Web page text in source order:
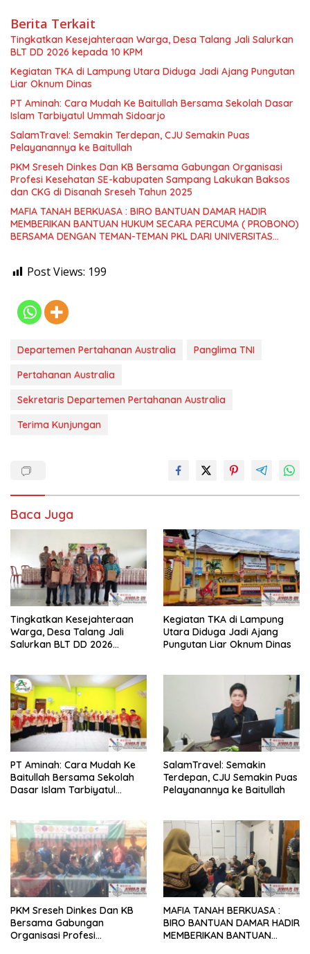
Berita Terkait
Tingkatkan Kesejahteraan Warga, Desa Talang Jali Salurkan
BLT DD 2026 kepada 10 KPM
Kegiatan TKA di Lampung Utara Diduga Jadi Ajang Pungutan
Liar Oknum Dinas
PT Aminah: Cara Mudah Ke Baitullah Bersama Sekolah Dasar
Islam Tarbiyatul Ummah Sidoarjo
SalamTravel: Semakin Terdepan, CJU Semakin Puas
Pelayanannya ke Baitullah
PKM Sreseh Dinkes Dan KB Bersama Gabungan Organisasi
Profesi Kesehatan SE-kabupaten Sampang Lakukan Baksos
dan CKG di Disanah Sreseh Tahun 2025
MAFIA TANAH BERKUASA : BIRO BANTUAN DAMAR HADIR
MEMBERIKAN BANTUAN HUKUM SECARA PERCUMA ( PROBONO)
BERSAMA DENGAN TEMAN-TEMAN PKL DARI UNIVERSITAS
Post Views: 199
Departemen Pertahanan Australia
Panglima TNI
Pertahanan Australia
Sekretaris Departemen Pertahanan Australia
Terima Kunjungan
Baca Juga
Tingkatkan Kesejahteraan
Warga, Desa Talang Jali
Salurkan BLT DD 2026
Kegiatan TKA di Lampung
Utara Diduga Jadi Ajang
Pungutan Liar Oknum Dinas
PT Aminah: Cara Mudah Ke
Baitullah Bersama Sekolah
Dasar Islam Tarbiyatul
SalamTravel: Semakin
Terdepan, CJU Semakin Puas
Pelayanannya ke Baitullah
PKM Sreseh Dinkes Dan KB
Bersama Gabungan
Organisasi Profesi
MAFIA TANAH BERKUASA :
BIRO BANTUAN DAMAR HADIR
MEMBERIKAN BANTUAN